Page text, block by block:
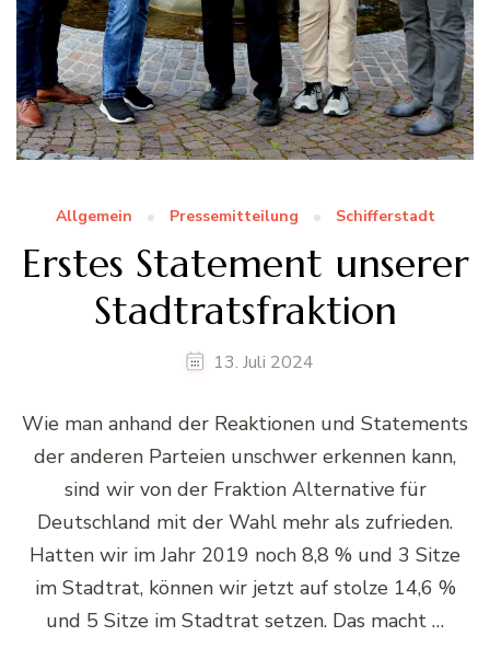
Allgemein Pressemitteilung Schifferstadt
Erstes Statement unserer
Stadtratsfraktion
13. Juli 2024
Wie man anhand der Reaktionen und Statements
der anderen Parteien unschwer erkennen kann,
sind wir von der Fraktion Alternative für
Deutschland mit der Wahl mehr als zufrieden.
Hatten wir im Jahr 2019 noch 8,8 % und 3 Sitze
im Stadtrat, können wir jetzt auf stolze 14,6 %
und 5 Sitze im Stadtrat setzen. Das macht …